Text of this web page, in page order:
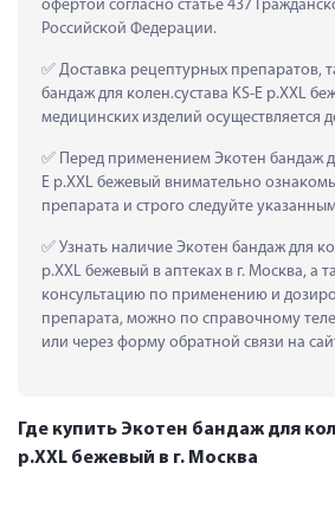
офертой согласно статье 437
Российской Федерации.
Доставка рецептурных препаратов,
бандаж для колен.сустава KS-E р.XXL
медицинских изделий осуществляется
Перед применением Экотен бандаж
E р.XXL бежевый внимательно
препарата и строго следуйте
Узнать наличие Экотен бандаж для
р.XXL бежевый в аптеках в г. Москва, а
консультацию по применению и
препарата, можно по справочному
или через форму обратной связи на
Где купить Экотен бандаж для
р.XXL бежевый в г. Москва